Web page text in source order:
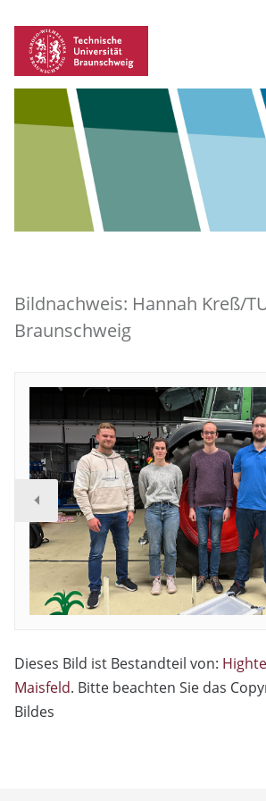
Bildnachweis: Hannah Kreß/
Braunschweig
Dieses Bild ist Bestandteil von:
Maisfeld. Bitte beachten Sie das
Bildes